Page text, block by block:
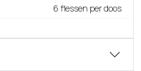
6 flessen per doos